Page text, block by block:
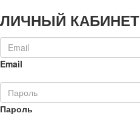
ЛИЧНЫЙ КАБИНЕТ
Email
Пароль